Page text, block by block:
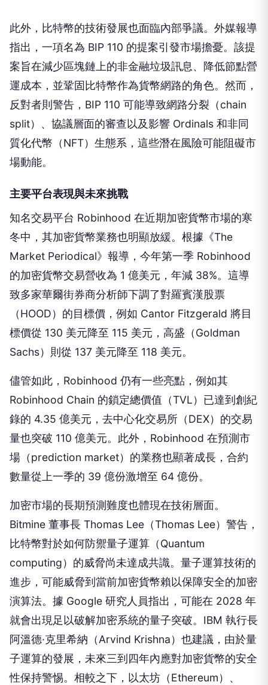
此外，比特幣的技術發展也面臨內部爭議。外媒報導
指出，一項名為 BIP 110 的提案引發市場擔憂。該提
案旨在減少區塊鏈上的非金融垃圾訊息、降低節點營
運成本，並鞏固比特幣作為貨幣網路的角色。然而，
反對者則警告，BIP 110 可能導致網路分裂（chain
split）、協議層面的審查以及影響 Ordinals 和非同
質化代幣（NFT）生態系，這些潛在風險可能阻礙市
場動能。
主要平台表現與未來挑戰
知名交易平台 Robinhood 在近期加密貨幣市場的寒
冬中，其加密貨幣業務也明顯放緩。根據《The
Market Periodical》報導，今年第一季 Robinhood
的加密貨幣交易營收為 1 億美元，年減 38%。這導
致多家華爾街券商分析師下調了對羅賓漢股票
（HOOD）的目標價，例如 Cantor Fitzgerald 將目
標價從 130 美元降至 115 美元，高盛（Goldman
Sachs）則從 137 美元降至 118 美元。
儘管如此，Robinhood 仍有一些亮點，例如其
Robinhood Chain 的鎖定總價值（TVL）已達到創紀
錄的 4.35 億美元，去中心化交易所（DEX）的交易
量也突破 110 億美元。此外，Robinhood 在預測市
場（prediction market）的業務也顯著成長，合約
數量從上一季的 39 億份激增至 64 億份。
加密市場的長期預測難度也體現在技術層面。
Bitmine 董事長 Thomas Lee（Thomas Lee）警告，
比特幣對於如何防禦量子運算（Quantum
computing）的威脅尚未達成共識。量子運算技術的
進步，可能威脅到當前加密貨幣賴以保障安全的加密
演算法。據 Google 研究人員指出，可能在 2028 年
就會出現足以破解加密系統的量子突破。IBM 執行長
阿溫德·克里希納（Arvind Krishna）也建議，由於量
子運算的發展，未來三到四年內應對加密貨幣的安全
性保持警惕。相較之下，以太坊（Ethereum）、